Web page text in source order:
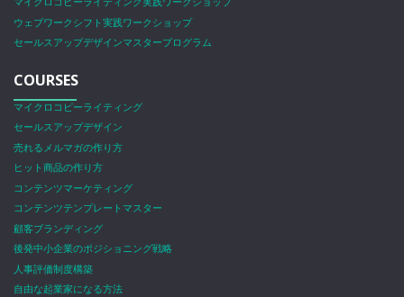
マイクロコピーライティング実践ワークショップ
ウェブワークシフト実践ワークショップ
セールスアップデザインマスタープログラム
COURSES
マイクロコピーライティング
セールスアップデザイン
売れるメルマガの作り方
ヒット商品の作り方
コンテンツマーケティング
コンテンツテンプレートマスター
顧客ブランディング
後発中小企業のポジショニング戦略
人事評価制度構築
自由な起業家になる方法